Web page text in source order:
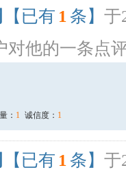
【已有 1 条】 于
对他的一条点
： 1 诚信度： 1
【已有 1 条】 于